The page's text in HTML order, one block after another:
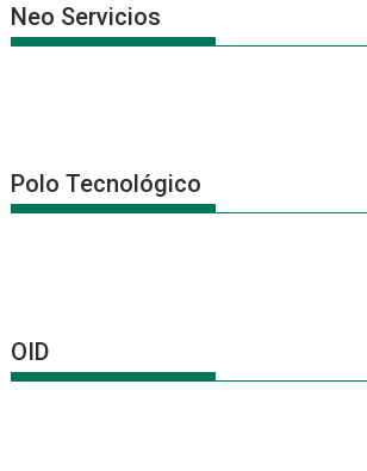
Neo Servicios
Polo Tecnológico
OID